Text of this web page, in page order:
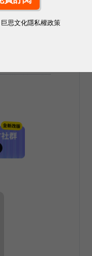
巨思文化隱私權政策